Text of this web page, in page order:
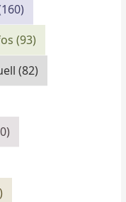
(93)
(82)